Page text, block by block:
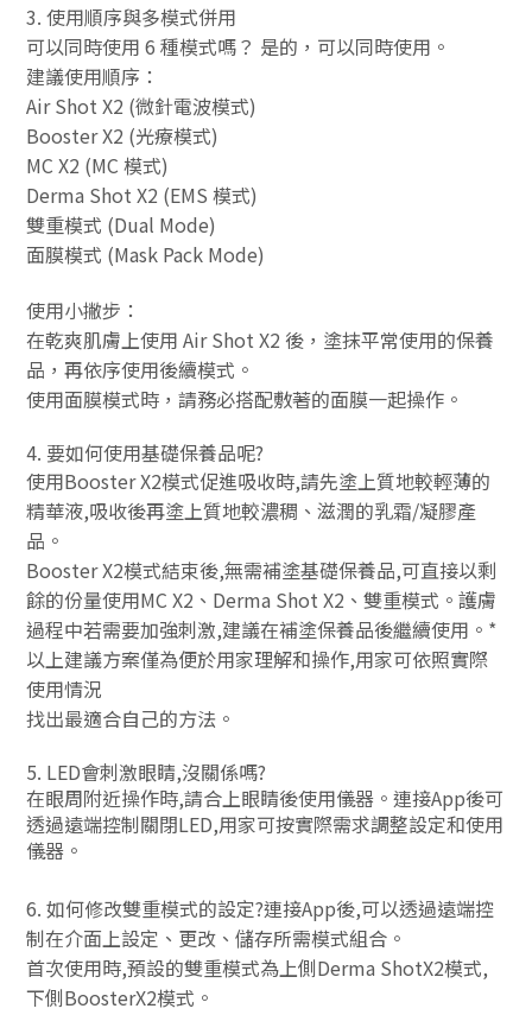
3. 使用順序與多模式併用
可以同時使用 6 種模式嗎？ 是的，可以同時使用。
建議使用順序：
Air Shot X2 (微針電波模式)
Booster X2 (光療模式)
MC X2 (MC 模式)
Derma Shot X2 (EMS 模式)
雙重模式 (Dual Mode)
面膜模式 (Mask Pack Mode)
使用小撇步：
在乾爽肌膚上使用 Air Shot X2 後，塗抹平常使用的保養
品，再依序使用後續模式。
使用面膜模式時，請務必搭配敷著的面膜一起操作。
4. 要如何使用基礎保養品呢?
使用Booster X2模式促進吸收時,請先塗上質地較輕薄的
精華液,吸收後再塗上質地較濃稠、滋潤的乳霜/凝膠產
品。
Booster X2模式結束後,無需補塗基礎保養品,可直接以剩
餘的份量使用MC X2、Derma Shot X2、雙重模式。護膚
過程中若需要加強刺激,建議在補塗保養品後繼續使用。*
以上建議方案僅為便於用家理解和操作,用家可依照實際
使用情況
找出最適合自己的方法。
5. LED會刺激眼睛,沒關係嗎?
在眼周附近操作時,請合上眼睛後使用儀器。連接App後可
透過遠端控制關閉LED,用家可按實際需求調整設定和使用
儀器。
6. 如何修改雙重模式的設定?連接App後,可以透過遠端控
制在介面上設定、更改、儲存所需模式組合。
首次使用時,預設的雙重模式為上側Derma ShotX2模式,
下側BoosterX2模式。